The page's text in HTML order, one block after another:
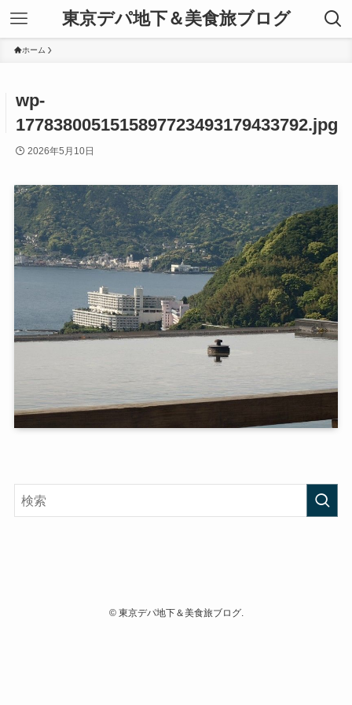
東京デパ地下＆美食旅ブログ
ホーム
wp-
1778380051515897723493179433792.jpg
2026年5月10日
©東京デパ地下＆美食旅ブログ.